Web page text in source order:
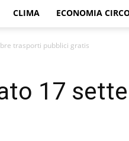
CLIMA ECONOMIA
trasporti pubblici gratis
17